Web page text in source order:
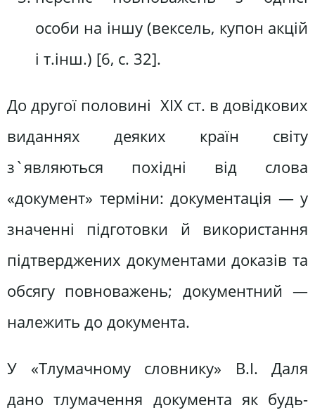
особи на іншу (вексель, купон акцій
і т.інш.) [6, с. 32].
До другої половині XIX ст. в довідкових
виданнях деяких країн світу
з`являються похідні від слова
«документ» терміни: документація — у
значенні підготовки й використання
підтверджених документами доказів та
обсягу повноважень; документний —
належить до документа.
У «Тлумачному словнику» В.І. Даля
дано тлумачення документа як будь-